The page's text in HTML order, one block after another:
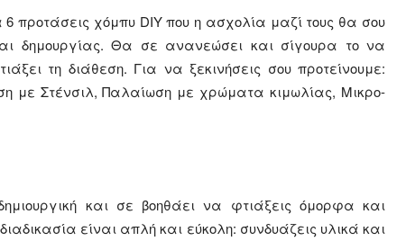
Διακόσμησης
προτάσεις χόμπυ DIY που η ασχολία μαζί τους θα σου
δημουργίας. Θα σε ανανεώσει και σίγουρα το να
τη διάθεση. Για να ξεκινήσεις σου προτείνουμε:
με Στένσιλ, Παλαίωση με χρώματα κιμωλίας, Μικρο-
και σε βοηθάει να φτιάξεις όμορφα και
είναι απλή και εύκολη: συνδυάζεις υλικά και